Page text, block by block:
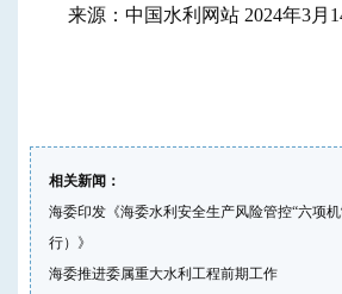
来源：中国水利网站 2024年3月1
相关新闻：
海委印发《海委水利安全生产风险管控“六项
行）》
海委推进委属重大水利工程前期工作